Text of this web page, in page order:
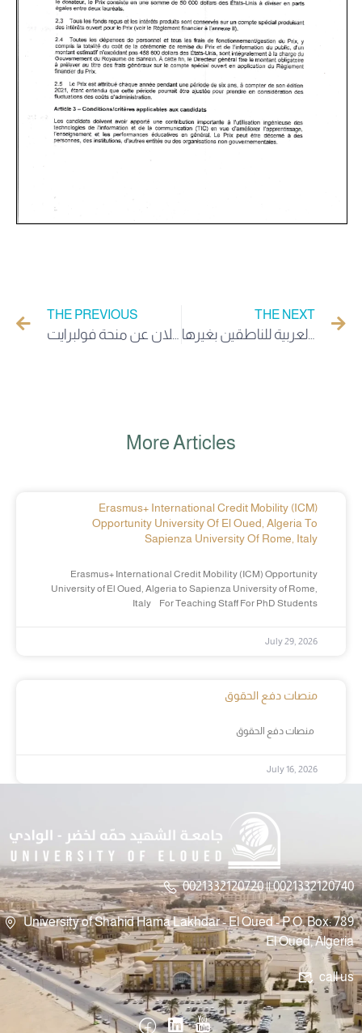
THE PREVIOUS THE NEXT
ندوة بجامعة الوادي ينشطها خبراء أتراك حول تعليم العربية للناطقين بغيرها
More Articles
Erasmus+ International Credit Mobility (ICM)
Opportunity University Of El Oued, Algeria To
Sapienza University Of Rome, Italy
Erasmus+ International Credit Mobility (ICM) Opportunity
University of El Oued, Algeria to Sapienza University of Rome,
Italy For Teaching Staff For PhD Students
July 29, 2026
منصات دفع الحقوق
July 16, 2026
0021332120720 || 0021332120740
University of Shahid Hama Lakhdar - El Oued - P.O. Box: 789
El Oued, Algeria
call us